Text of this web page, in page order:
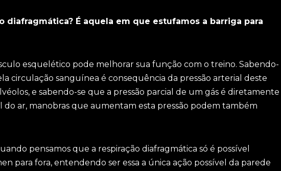
diafragmática? É aquela em que estufamos a barriga para
esquelético pode melhorar sua função com o treino. Sabendo-
circulação sanguínea é consequência da pressão arterial deste
e sabendo-se que a pressão parcial de um gás é diretamente
do ar, manobras que aumentam esta pressão podem também
pensamos que a respiração diafragmática só é possível
para fora, entendendo ser essa a única ação possível da parede